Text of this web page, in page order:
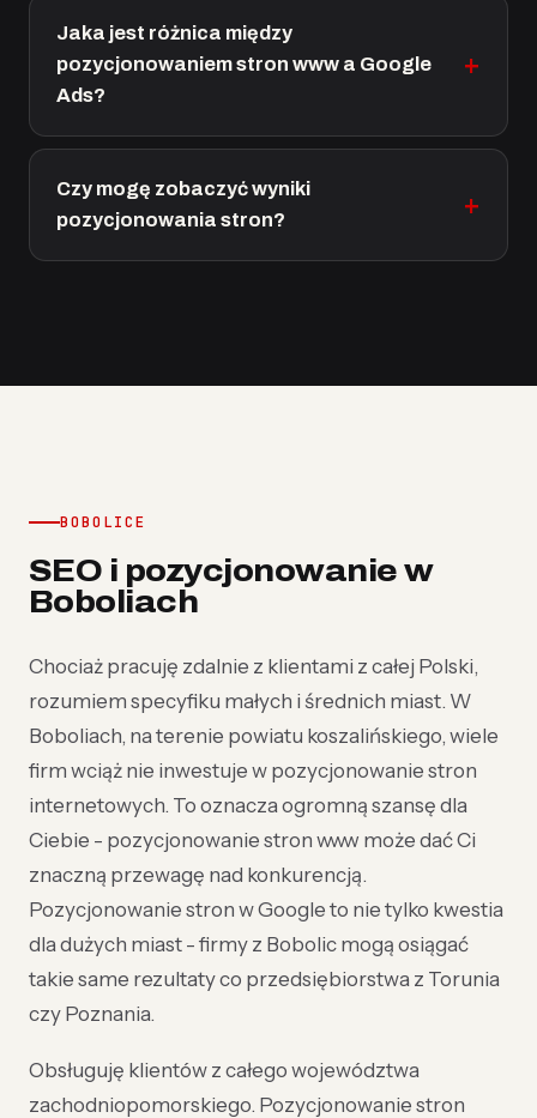
Jaka jest różnica między
pozycjonowaniem stron www a Google
Ads?
Czy mogę zobaczyć wyniki
pozycjonowania stron?
BOBOLICE
SEO i pozycjonowanie w
Boboliach
Chociaż pracuję zdalnie z klientami z całej Polski,
rozumiem specyfiku małych i średnich miast. W
Boboliach, na terenie powiatu koszalińskiego, wiele
firm wciąż nie inwestuje w pozycjonowanie stron
internetowych. To oznacza ogromną szansę dla
Ciebie - pozycjonowanie stron www może dać Ci
znaczną przewagę nad konkurencją.
Pozycjonowanie stron w Google to nie tylko kwestia
dla dużych miast - firmy z Bobolic mogą osiągać
takie same rezultaty co przedsiębiorstwa z Torunia
czy Poznania.
Obsługuję klientów z całego województwa
zachodniopomorskiego. Pozycjonowanie stron